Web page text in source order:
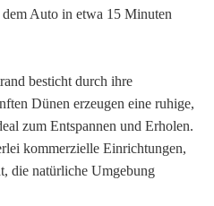
Auto in etwa 15 Minuten
besticht durch ihre
Dünen erzeugen eine ruhige,
zum Entspannen und Erholen.
kommerzielle Einrichtungen,
die natürliche Umgebung